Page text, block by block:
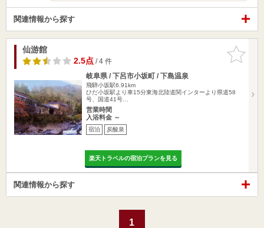
関連情報から探す
お気に入
りに追加
仙游館
2.5点/ 4 件
岐阜県 / 下呂市小坂町 / 下島温泉
飛騨小坂駅6.91km
ひだ小坂駅より車15分東海北陸道関インターより県道58
号、国道41号…
営業時間
入浴料金 ～
宿泊 炭酸泉
楽天トラベルの宿泊プランを見る
関連情報から探す
1